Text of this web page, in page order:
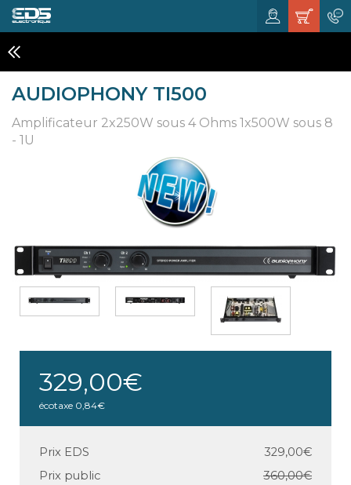
AUDIOPHONY TI500
Amplificateur 2x250W sous 4 Ohms 1x500W sous 8
- 1U
329,00€
écotaxe 0,84€
Prix EDS
329,00€
Prix public
360,00€